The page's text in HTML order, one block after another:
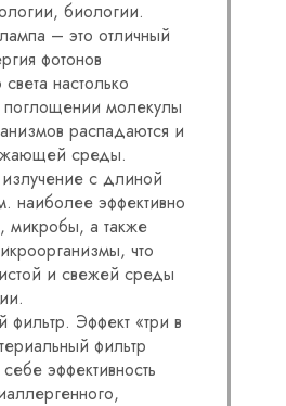
биологии.
– это отличный
фотонов
настолько
поглощении молекулы
распадаются и
среды.
с длиной
наиболее эффективно
микробы, а также
что
и свежей среды
фильтр. Эффект «три в
фильтр
эффективность